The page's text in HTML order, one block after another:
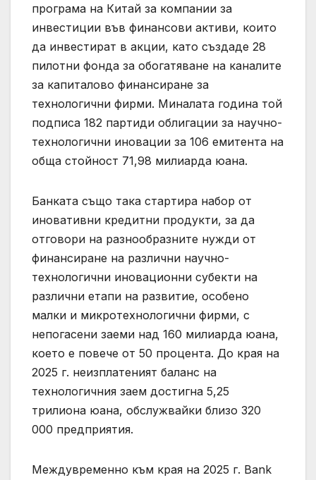
програма на Китай за компании за
инвестиции във финансови активи, които
да инвестират в акции, като създаде 28
пилотни фонда за обогатяване на каналите
за капиталово финансиране за
технологични фирми. Миналата година той
подписа 182 партиди облигации за научно-
технологични иновации за 106 емитента на
обща стойност 71,98 милиарда юана.
Банката също така стартира набор от
иновативни кредитни продукти, за да
отговори на разнообразните нужди от
финансиране на различни научно-
технологични иновационни субекти на
различни етапи на развитие, особено
малки и микротехнологични фирми, с
непогасени заеми над 160 милиарда юана,
което е повече от 50 процента. До края на
2025 г. неизплатеният баланс на
технологичния заем достигна 5,25
трилиона юана, обслужвайки близо 320
000 предприятия.
Междувременно към края на 2025 г. Bank